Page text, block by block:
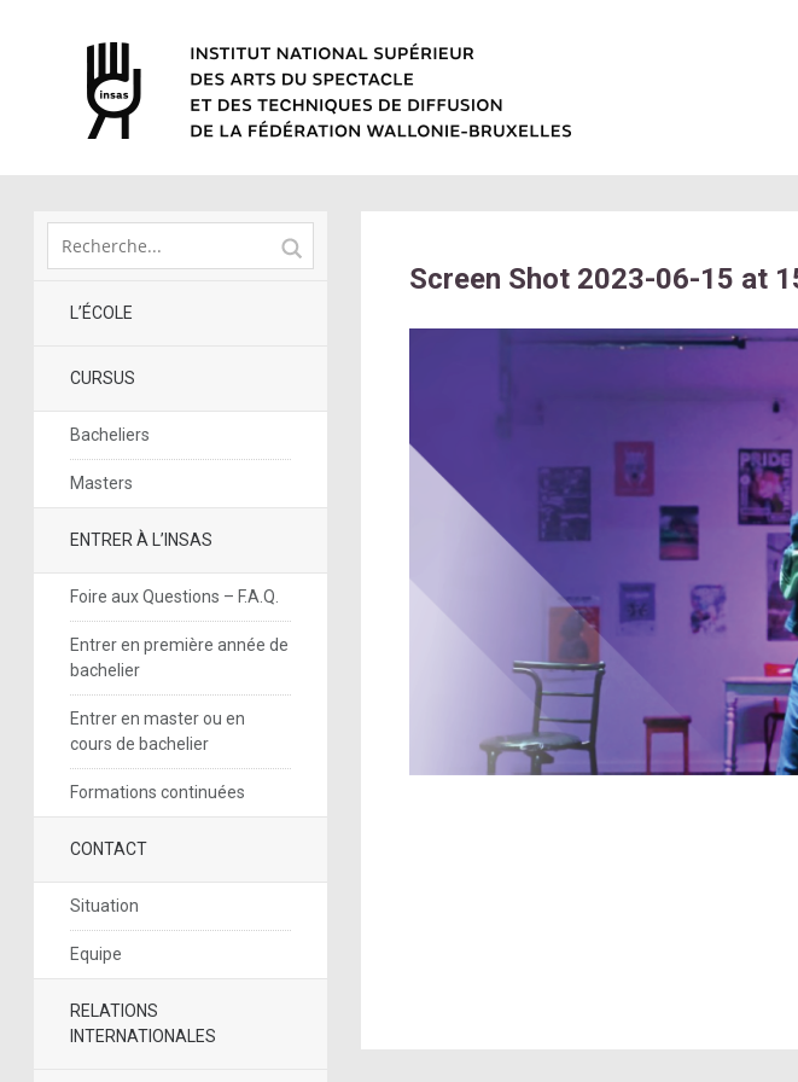
L’ÉCOLE
CURSUS
Bacheliers
Masters
ENTRER À L’INSAS
Foire aux Questions – F.A.Q.
Entrer en première année de
bachelier
Entrer en master ou en
cours de bachelier
Formations continuées
CONTACT
Situation
Equipe
RELATIONS
INTERNATIONALES
Screen Shot 2023-06-15 at